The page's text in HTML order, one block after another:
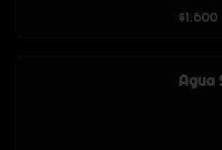
$1.600
Agua